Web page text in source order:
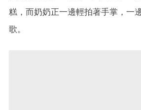
糕，而奶奶正一邊輕拍著手掌，一
歌。